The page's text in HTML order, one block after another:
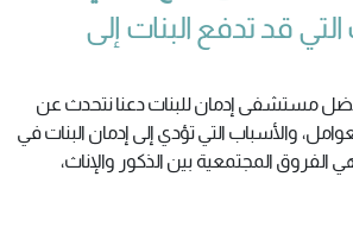
قد تدفع البنات إلى
مستشفى إدمان للبنات دعنا نتحدث عن
والأسباب التي تؤدي إلى إدمان البنات في
هي الفروق المجتمعية بين الذكور والإناث،